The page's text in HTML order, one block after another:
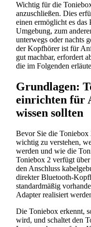
Wichtig für die
anzuschließen. Dies
einen ermöglicht es das
Umgebung, zum
unterwegs oder nachts
der Kopfhörer ist für
gut machbar, erfordert
die im Folgenden
Grundlagen:
einrichten für
wissen sollten
Bevor Sie die
wichtig zu verstehen,
werden und wie die
Toniebox 2 verfügt
den Anschluss
direkter Bluetooth-
standardmäßig
Adapter realisiert
Die Toniebox erkennt,
wird, und schaltet den